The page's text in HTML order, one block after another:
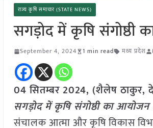
राज्य कृषि समाचार (STATE NEWS)
सगड़ोद में कृषि संगोष्ठी
September 4, 2024 1 min read मध्य प्रदेश
04 सितम्बर 2024, (शैलेष ठाकुर,
सगड़ोद में कृषि संगोष्ठी का आयोजन
संचालक आत्मा और कृषि विकास विभाग